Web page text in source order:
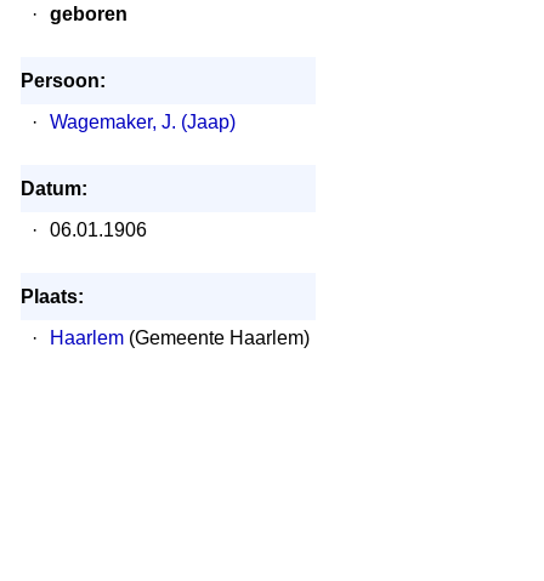
·
geboren
Persoon:
·
Wagemaker, J. (Jaap)
Datum:
·
06.01.1906
Plaats:
·
Haarlem(Gemeente Haarlem)